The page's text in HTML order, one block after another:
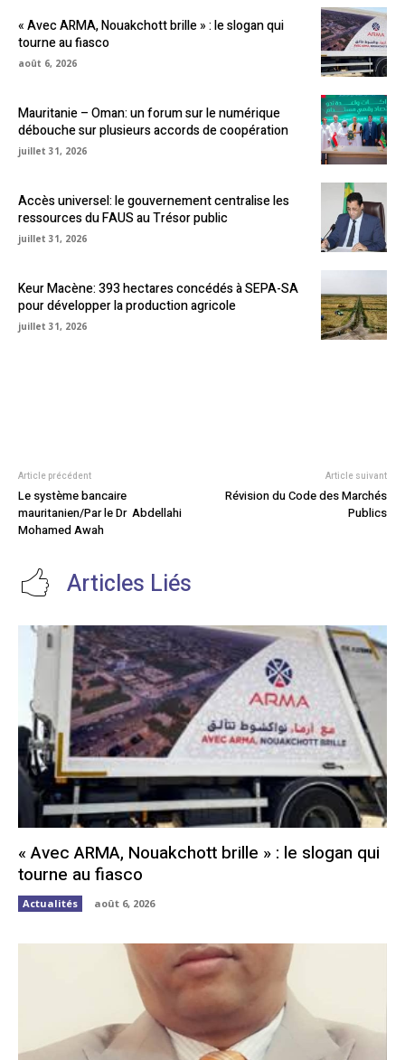
« Avec ARMA, Nouakchott brille » : le slogan qui
tourne au fiasco
août 6, 2026
Mauritanie – Oman: un forum sur le numérique
débouche sur plusieurs accords de coopération
juillet 31, 2026
Accès universel: le gouvernement centralise les
ressources du FAUS au Trésor public
juillet 31, 2026
Keur Macène: 393 hectares concédés à SEPA-SA
pour développer la production agricole
juillet 31, 2026
Article précédent
Le système bancaire
mauritanien/Par le Dr Abdellahi
Mohamed Awah
Article suivant
Révision du Code des Marchés
Publics
Articles Liés
« Avec ARMA, Nouakchott brille » : le slogan qui
tourne au fiasco
Actualités août 6, 2026